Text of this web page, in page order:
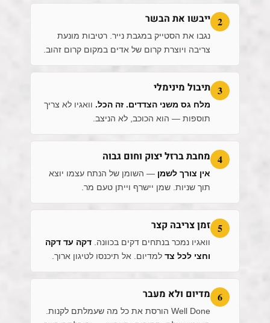
2 ייבשו את הבשר
נגבו את הסטייק במגבת נייר. רטיבות מונעת
צריבה ויוצרת קרום של אדים במקום קרום זהוב.
3 תיבול מינימלי
מלח גס משני הצדדים. זה הכל. וואגיו לא צריך
תוספות — הוא הכוכב, לא הניצב.
4 מחבת ברזל יצוק וחום גבוה
אין צורך לשמן — השומן של הנתח עצמו יוצא
תוך שניות. שמן יישרף וייתן טעם מר.
5 זמן צריבה קצר
וואגיו נמכר בנתחים דקים בכוונה. דקה עד דקה
וחצי לכל צד למדיום. אל תיכנסו לטיגון ארוך.
6 מדיום ולא מעבר
Well Done הורסת את כל מה שעמלתם לקנות.